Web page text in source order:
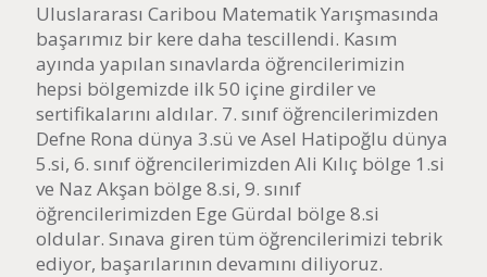
Uluslararası Caribou Matematik Yarışmasında
başarımız bir kere daha tescillendi. Kasım
ayında yapılan sınavlarda öğrencilerimizin
hepsi bölgemizde ilk 50 içine girdiler ve
sertifikalarını aldılar. 7. sınıf öğrencilerimizden
Defne Rona dünya 3.sü ve Asel Hatipoğlu dünya
5.si, 6. sınıf öğrencilerimizden Ali Kılıç bölge 1.si
ve Naz Akşan bölge 8.si, 9. sınıf
öğrencilerimizden Ege Gürdal bölge 8.si
oldular. Sınava giren tüm öğrencilerimizi tebrik
ediyor, başarılarının devamını diliyoruz.